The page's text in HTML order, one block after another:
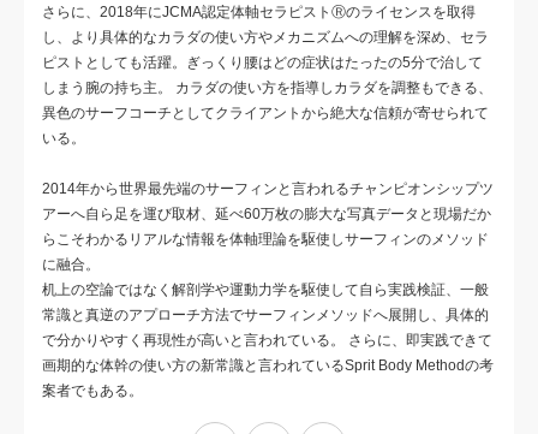
さらに、2018年にJCMA認定体軸セラピストⓇのライセンスを取得
し、より具体的なカラダの使い方やメカニズムへの理解を深め、セラ
ピストとしても活躍。ぎっくり腰はどの症状はたったの5分で治して
しまう腕の持ち主。 カラダの使い方を指導しカラダを調整もできる、
異色のサーフコーチとしてクライアントから絶大な信頼が寄せられて
いる。
2014年から世界最先端のサーフィンと言われるチャンピオンシップツ
アーへ自ら足を運び取材、延べ60万枚の膨大な写真データと現場だか
らこそわかるリアルな情報を体軸理論を駆使しサーフィンのメソッド
に融合。
机上の空論ではなく解剖学や運動力学を駆使して自ら実践検証、一般
常識と真逆のアプローチ方法でサーフィンメソッドへ展開し、具体的
で分かりやすく再現性が高いと言われている。 さらに、即実践できて
画期的な体幹の使い方の新常識と言われているSprit Body Methodの考
案者でもある。